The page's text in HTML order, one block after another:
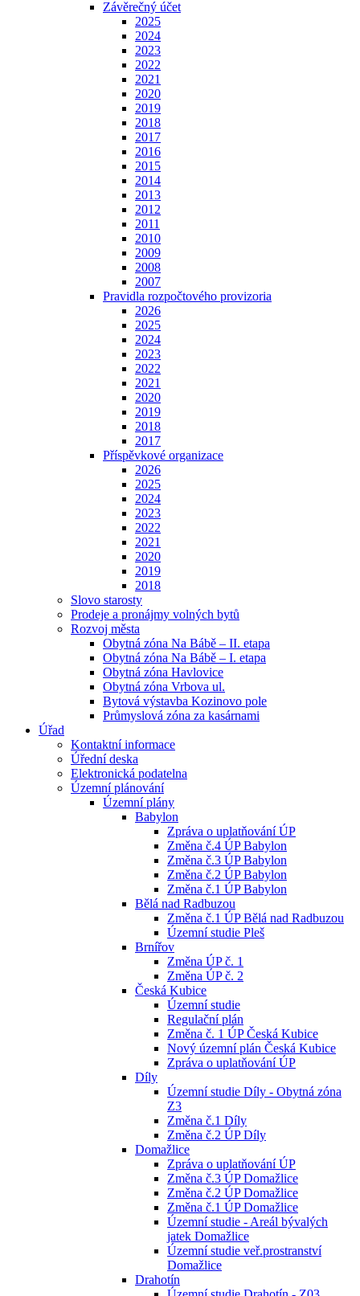
Závěrečný účet
2025
2024
2023
2022
2021
2020
2019
2018
2017
2016
2015
2014
2013
2012
2011
2010
2009
2008
2007
Pravidla rozpočtového provizoria
2026
2025
2024
2023
2022
2021
2020
2019
2018
2017
Příspěvkové organizace
2026
2025
2024
2023
2022
2021
2020
2019
2018
Slovo starosty
Prodeje a pronájmy volných bytů
Rozvoj města
Obytná zóna Na Bábě – II. etapa
Obytná zóna Na Bábě – I. etapa
Obytná zóna Havlovice
Obytná zóna Vrbova ul.
Bytová výstavba Kozinovo pole
Průmyslová zóna za kasárnami
Úřad
Kontaktní informace
Úřední deska
Elektronická podatelna
Územní plánování
Územní plány
Babylon
Zpráva o uplatňování ÚP
Změna č.4 ÚP Babylon
Změna č.3 ÚP Babylon
Změna č.2 ÚP Babylon
Změna č.1 ÚP Babylon
Bělá nad Radbuzou
Změna č.1 ÚP Bělá nad Radbuzou
Územní studie Pleš
Brnířov
Změna ÚP č. 1
Změna ÚP č. 2
Česká Kubice
Územní studie
Regulační plán
Změna č. 1 ÚP Česká Kubice
Nový územní plán Česká Kubice
Zpráva o uplatňování ÚP
Díly
Územní studie Díly - Obytná zóna
Z3
Změna č.1 Díly
Změna č.2 ÚP Díly
Domažlice
Zpráva o uplatňování ÚP
Změna č.3 ÚP Domažlice
Změna č.2 ÚP Domažlice
Změna č.1 ÚP Domažlice
Územní studie - Areál bývalých
jatek Domažlice
Územní studie veř.prostranství
Domažlice
Drahotín